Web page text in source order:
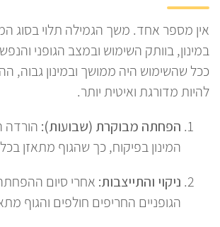
אין מספר אחד. משך הגמילה תלוי בסוג
במינון, בוותק השימוש ובמצב הגופני
ככל שהשימוש היה ממושך ובמינון גבוה,
להיות מדורגת ואיטית יותר.
הפחתה מבוקרת (שבועות): הורדה
המינון בפיקוח, כך שהגוף מתאזן
ניקוי והתייצבות: אחרי סיום
הגופניים החריפים חולפים והגוף